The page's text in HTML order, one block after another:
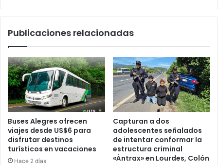
Publicaciones relacionadas
Buses Alegres ofrecen
viajes desde US$6 para
disfrutar destinos
turísticos en vacaciones
Hace 2 días
Capturan a dos
adolescentes señalados
de intentar conformar la
estructura criminal
«Ántrax» en Lourdes, Colón